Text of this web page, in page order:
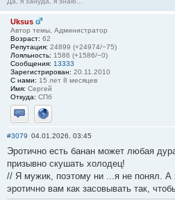
Uksus
Автор темы, Администратор
Возраст: 62
Репутация: 24899 (+24974/−75)
Лояльность: 1586 (+1586/−0)
Сообщения: 13333
Зарегистрирован: 20.11.2010
С нами: 15 лет 8 месяцев
Имя: Сергей
Откуда: СПб
Отправить личное сообщение
Сайт
#3079 04.01.2026, 03:45
Эротично есть банан может любая
призывно скушать холодец!
// Я мужик, поэтому ни ...я не понял. А
эротично вам как засовывать так,